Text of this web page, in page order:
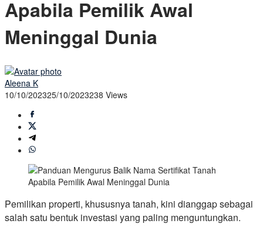
Apabila Pemilik Awal
Meninggal Dunia
Aleena K
10/10/202325/10/2023238 Views
Pemilikan properti, khususnya tanah, kini dianggap sebagai
salah satu bentuk investasi yang paling menguntungkan.